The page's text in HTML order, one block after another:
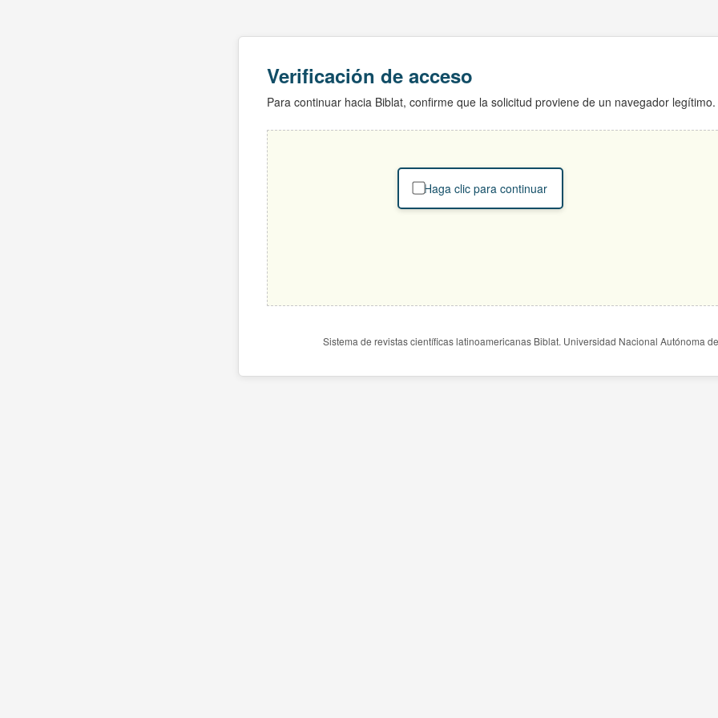
Verificación de acceso
Para continuar hacia Biblat, confirme que la solicitud proviene de un navegador legítimo.
Haga clic para continuar
Sistema de revistas científicas latinoamericanas Biblat. Universidad Nacional Autónoma